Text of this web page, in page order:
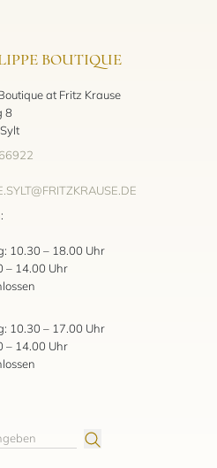
BOUTIQUE
at Fritz Krause
8
10.30 – 18.00 Uhr
– 14.00 Uhr
10.30 – 17.00 Uhr
– 14.00 Uhr